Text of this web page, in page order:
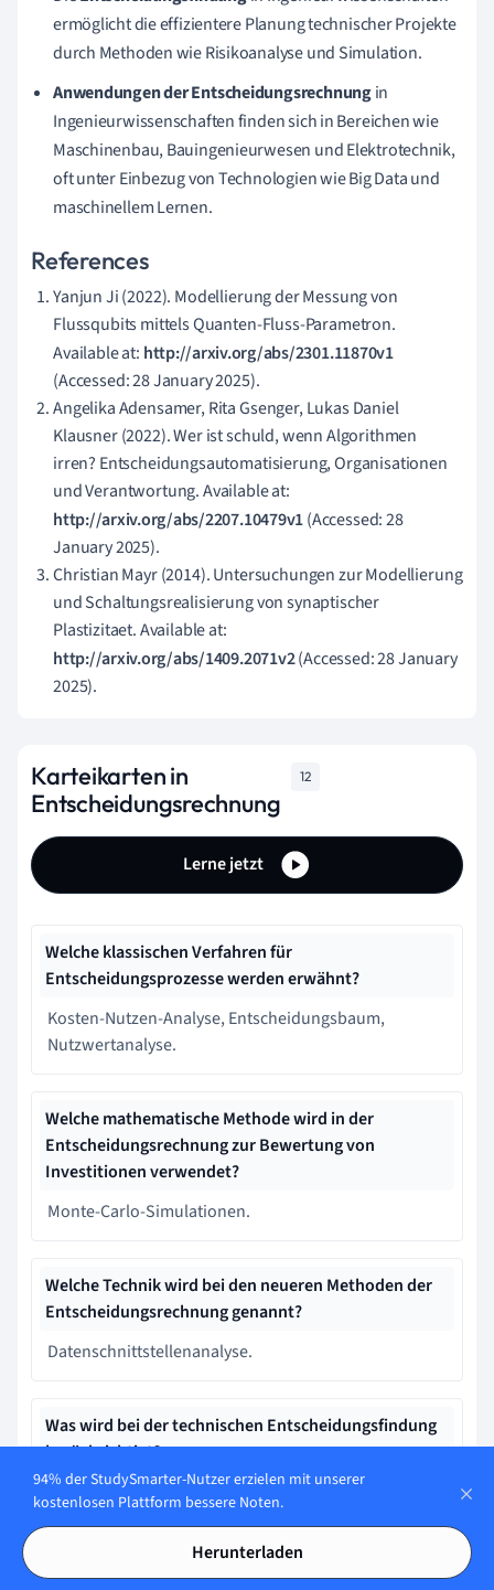
ermöglicht die effizientere Planung technischer Projekte
durch Methoden wie Risikoanalyse und Simulation.
Anwendungen der Entscheidungsrechnungin
Ingenieurwissenschaften finden sich in Bereichen wie
Maschinenbau, Bauingenieurwesen und Elektrotechnik,
oft unter Einbezug von Technologien wie Big Data und
maschinellem Lernen.
References
Yanjun Ji (2022). Modellierung der Messung von
Flussqubits mittels Quanten-Fluss-Parametron.
Available at: http://arxiv.org/abs/2301.11870v1
(Accessed: 28 January 2025).
Angelika Adensamer, Rita Gsenger, Lukas Daniel
Klausner (2022). Wer ist schuld, wenn Algorithmen
irren? Entscheidungsautomatisierung, Organisationen
und Verantwortung. Available at:
http://arxiv.org/abs/2207.10479v1(Accessed: 28
January 2025).
Christian Mayr (2014). Untersuchungen zur Modellierung
und Schaltungsrealisierung von synaptischer
Plastizitaet. Available at:
http://arxiv.org/abs/1409.2071v2(Accessed: 28 January
2025).
Karteikarten in
Entscheidungsrechnung
12
Lerne jetzt
Welche klassischen Verfahren für
Entscheidungsprozesse werden erwähnt?
Kosten-Nutzen-Analyse, Entscheidungsbaum,
Nutzwertanalyse.
Welche mathematische Methode wird in der
Entscheidungsrechnung zur Bewertung von
Investitionen verwendet?
Monte-Carlo-Simulationen.
Welche Technik wird bei den neueren Methoden der
Entscheidungsrechnung genannt?
Datenschnittstellenanalyse.
Was wird bei der technischen Entscheidungsfindung
berücksichtigt?
Technische Machbarkeit, Kosteneffektivität und
94% der StudySmarter-Nutzer erzielen mit unserer
kostenlosen Plattform bessere Noten.
Herunterladen